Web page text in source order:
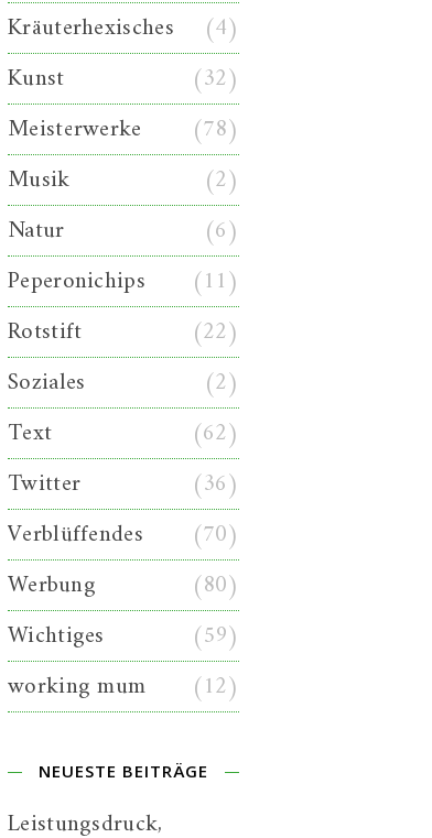
Kräuterhexisches
(4)
Kunst
(32)
Meisterwerke
(78)
Musik
(2)
Natur
(6)
Peperonichips
(11)
Rotstift
(22)
Soziales
(2)
Text
(62)
Twitter
(36)
Verblüffendes
(70)
Werbung
(80)
Wichtiges
(59)
working mum
(12)
NEUESTE BEITRÄGE
Leistungsdruck,